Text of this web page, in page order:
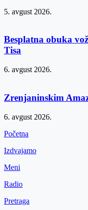
5. avgust 2026.
Besplatna obuka
Tisa
6. avgust 2026.
Zrenjaninskim
6. avgust 2026.
Početna
Izdvajamo
Meni
Radio
Pretraga